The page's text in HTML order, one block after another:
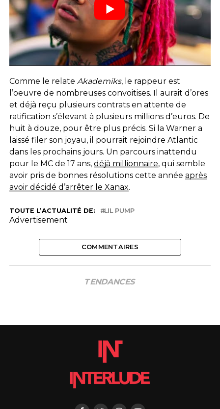
Comme le relate Akademiks, le rappeur est
l’oeuvre de nombreuses convoitises. Il aurait d’ores
et déjà reçu plusieurs contrats en attente de
ratification s’élevant à plusieurs millions d’euros. De
huit à douze, pour être plus précis. Si la Warner a
laissé filer son joyau, il pourrait rejoindre Atlantic
dans les prochains jours. Un parcours inattendu
pour le MC de 17 ans, déjà millionnaire, qui semble
avoir pris de bonnes résolutions cette année après
avoir décidé d’arrêter le Xanax.
TOUTE L’ACTUALITÉ DE: LIL PUMP
Advertisement
COMMENTAIRES
TENDANCES